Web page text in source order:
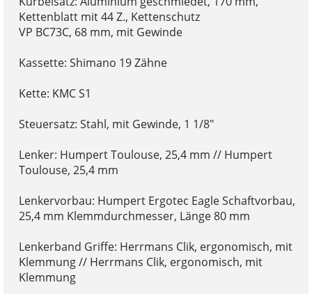
Kettenblatt mit 44 Z., Kettenschutz
VP BC73C, 68 mm, mit Gewinde
Kassette: Shimano 19 Zähne
Kette: KMC S1
Steuersatz: Stahl, mit Gewinde, 1 1/8"
Lenker: Humpert Toulouse, 25,4 mm // Humpert
Toulouse, 25,4 mm
Lenkervorbau: Humpert Ergotec Eagle Schaftvorbau,
25,4 mm Klemmdurchmesser, Länge 80 mm
Lenkerband Griffe: Herrmans Clik, ergonomisch, mit
Klemmung // Herrmans Clik, ergonomisch, mit
Klemmung